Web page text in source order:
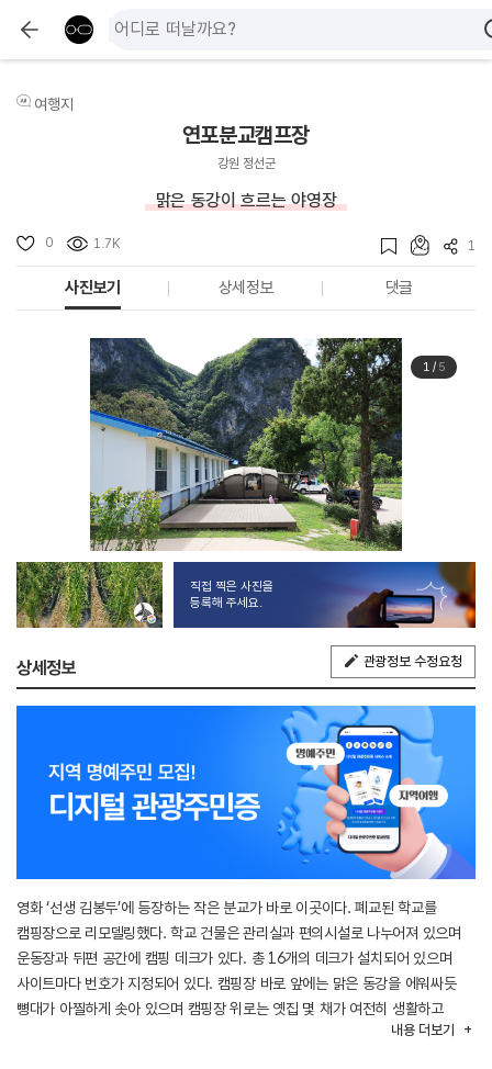
여행지
연포분교캠프장
강원 정선군
맑은 동강이 흐르는 야영장
0 1.7K 1
사진보기 상세정보 댓글
1/ 5
직접 찍은 사진을
등록해 주세요.
상세정보 관광정보 수정요청
영화 ‘선생 김봉두’에 등장하는 작은 분교가 바로 이곳이다. 폐교된 학교를
캠핑장으로 리모델링했다. 학교 건물은 관리실과 편의시설로 나누어져 있으며
운동장과 뒤편 공간에 캠핑 데크가 있다. 총 16개의 데크가 설치되어 있으며
사이트마다 번호가 지정되어 있다. 캠핑장 바로 앞에는 맑은 동강을 에워싸듯
뼝대가 아찔하게 솟아 있으며 캠핑장 위로는 옛집 몇 채가 여전히 생활하고
있다. 캠핑장에는 족구장과 주차장, 개수대, 화장실, 정자, 전망대 겸 포토존,
내용 더보기